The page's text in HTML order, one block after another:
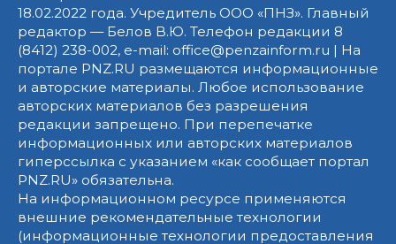
18.02.2022 года. Учредитель ООО «ПНЗ». Главный
редактор — Белов В.Ю. Телефон редакции 8
(8412) 238-002, e-mail: office@penzainform.ru | На
портале PNZ.RU размещаются информационные
и авторские материалы. Любое использование
авторских материалов без разрешения
редакции запрещено. При перепечатке
информационных или авторских материалов
гиперссылка с указанием «как сообщает портал
PNZ.RU» обязательна.
На информационном ресурсе применяются
внешние рекомендательные технологии
(информационные технологии предоставления